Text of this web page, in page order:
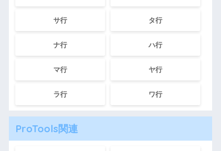
サ行 タ行
ナ行 ハ行
マ行 ヤ行
ラ行 ワ行
ProTools関連